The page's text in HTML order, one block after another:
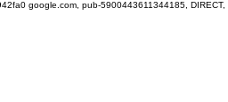
google.com, pub-5900443611344185,
DO